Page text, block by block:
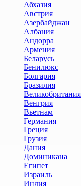
Абхазия
Австрия
Азербайджан
Албания
Андорра
Армения
Беларусь
Бенилюкс
Болгария
Бразилия
Великобритания
Венгрия
Вьетнам
Германия
Греция
Грузия
Дания
Доминикана
Египет
Израиль
Индия